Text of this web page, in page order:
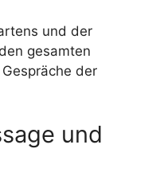
und der
gesamten
der
und